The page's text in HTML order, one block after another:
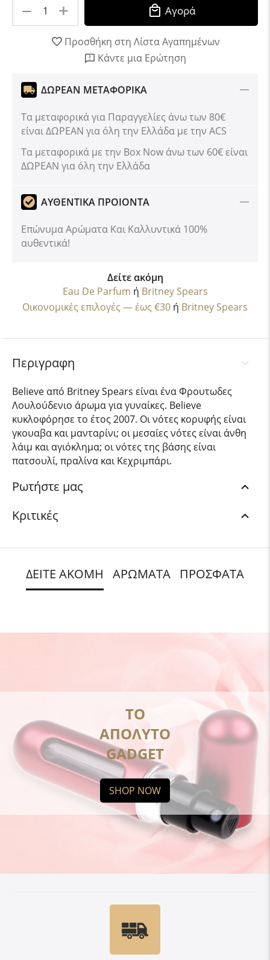
+
− Αγορά
Προσθήκη στη Λίστα Αγαπημένων
Κάντε μια Ερώτηση
ΔΩΡΕΑΝ ΜΕΤΑΦΟΡΙΚΑ
Τα μεταφορικά για Παραγγελίες άνω των 80€
είναι ΔΩΡΕΑΝ για όλη την Ελλάδα με την ACS
Tα μεταφορικά με την Box Now άνω των 60€ είναι
ΔΩΡΕΑΝ για όλη την Ελλάδα
ΑΥΘΕΝΤΙΚΑ ΠΡΟΙΟΝΤΑ
Επώνυμα Αρώματα Και Καλλυντικά 100%
αυθεντικά!
Δείτε ακόμη
Eau De Parfum ή Britney Spears
Οικονομικές επιλογές — έως €30 ή Britney Spears
Περιγραφη
Believe από Britney Spears είναι ένα Φρουτωδες
Λουλούδενιο άρωμα για γυναίκες. Believe
κυκλοφόρησε το έτος 2007. Οι νότες κορυφής είναι
γκουαβα και μανταρίνι; οι μεσαίες νότες είναι άνθη
λάιμ και αγιόκλημα; οι νότες της βάσης είναι
πατσουλί, πραλίνα και Κεχριμπάρι.
Ρωτήστε μας
Κριτικές
ΔΕΙΤΕ ΑΚΟΜΗ ΑΡΩΜΑΤΑ ΠΡΟΣΦΑΤΑ
ΤΟ
ΑΠΟΛΥΤΟ
GADGET
SHOP NOW